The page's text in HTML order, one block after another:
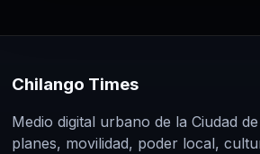
Chilango Times
Medio digital urbano de la Ciudad
planes, movilidad, poder local,